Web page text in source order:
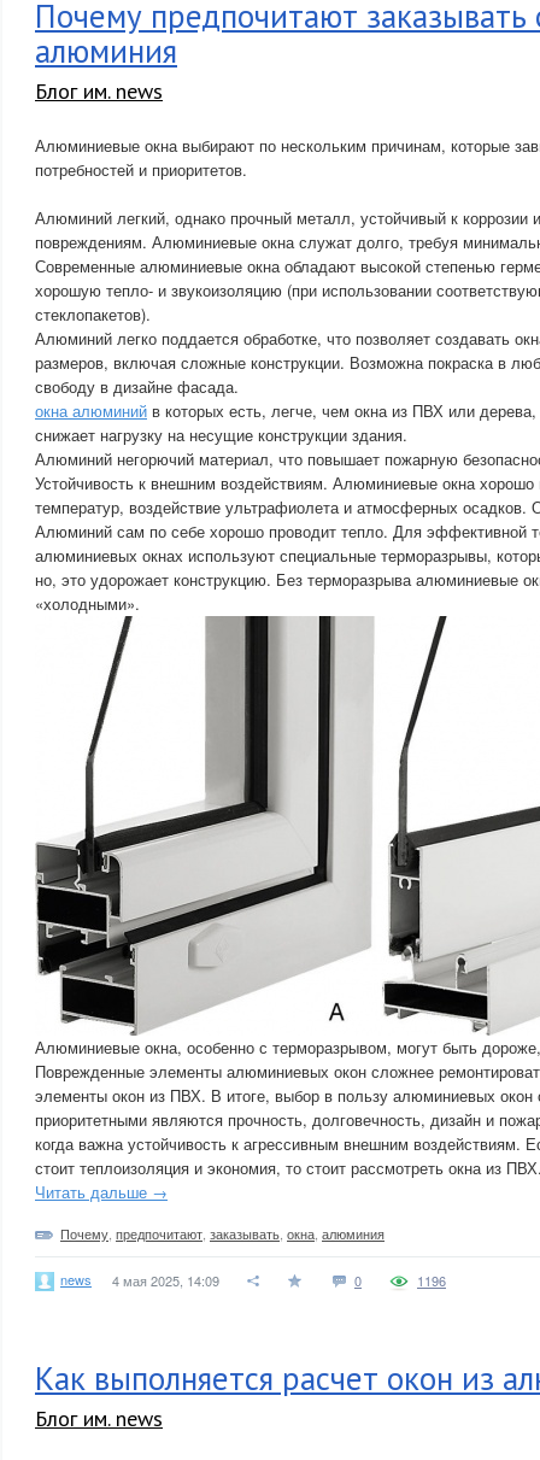
Почему предпочитают заказывать
алюминия
Блог им. news
Алюминиевые окна выбирают по нескольким причинам, которые
потребностей и приоритетов.
Алюминий легкий, однако прочный металл, устойчивый к коррозии
повреждениям. Алюминиевые окна служат долго, требуя
Современные алюминиевые окна обладают высокой степенью
хорошую тепло- и звукоизоляцию (при использовании
стеклопакетов).
Алюминий легко поддается обработке, что позволяет создавать
размеров, включая сложные конструкции. Возможна покраска в
свободу в дизайне фасада.
окна алюминий в которых есть, легче, чем окна из ПВХ или
снижает нагрузку на несущие конструкции здания.
Алюминий негорючий материал, что повышает пожарную
Устойчивость к внешним воздействиям. Алюминиевые окна
температур, воздействие ультрафиолета и атмосферных осадков.
Алюминий сам по себе хорошо проводит тепло. Для эффективной
алюминиевых окнах используют специальные терморазрывы,
но, это удорожает конструкцию. Без терморазрыва алюминиевые
«холодными».
Алюминиевые окна, особенно с терморазрывом, могут быть
Поврежденные элементы алюминиевых окон сложнее
элементы окон из ПВХ. В итоге, выбор в пользу алюминиевых окон
приоритетными являются прочность, долговечность, дизайн и
когда важна устойчивость к агрессивным внешним воздействиям.
стоит теплоизоляция и экономия, то стоит рассмотреть окна из
Читать дальше →
Почему предпочитают заказывать окна алюминия
news 4 мая 2025, 14:09 0 1196
Как выполняется расчет окон из
Блог им. news